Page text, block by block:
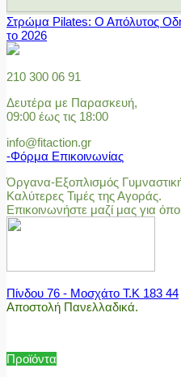
Στρώμα Pilates: Ο Απόλυτος
το 2026
210 300 06 91
Δευτέρα με Παρασκευή,
09:00 έως τις 18:00
info@fitaction.gr
-Φόρμα Επικοινωνίας
Όργανα-Εξοπλισμός
Καλύτερες Τιμές της Αγοράς.
Επικοινωνήστε μαζί μας για
Πίνδου 76 - Μοσχάτο Τ.Κ 183 44
Αποστολή Πανελλαδικά.
Προϊόντα